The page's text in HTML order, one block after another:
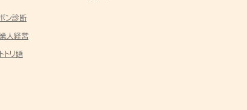
ン診断
人経営
トリ婚